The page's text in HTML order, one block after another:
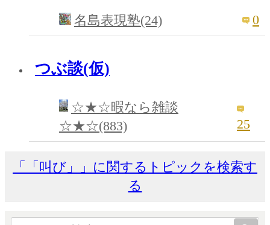
名島表現塾(24) 0
つぶ談(仮)
☆★☆暇なら雑談
☆★☆(883)
25
「「叫び」」に関するトピックを検索す
る